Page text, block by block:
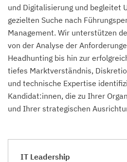
und Digitalisierung und begleitet
gezielten Suche nach
Management. Wir unterstützen
von der Analyse der
Headhunting bis hin zur
tiefes Marktverständnis,
und technische Expertise
Kandidat:innen, die zu Ihrer
und Ihrer strategischen
IT Leadership